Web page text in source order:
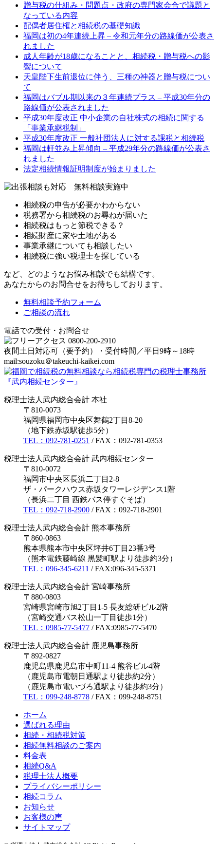
贈与税の仕組み・問題点・政府の専門家会合で議題と
なっている内容
配偶者居住権と相続税の基礎知識
福岡は初の4年連続上昇 – 令和元年分の路線価が公表さ
れました
成人年齢が18歳になることと、相続税・贈与税への影
響について
天皇陛下生前退位に伴う、三種の神器と贈与税につい
て
福岡はバブル期以来の３年連続プラス – 平成30年分の
路線価が公表されました
平成30年度改正 中小企業の自社株式の相続に関する
「事業承継税制」
平成30年度改正 一般社団法人に対する課税と相続税
福岡は軒並み上昇傾向 – 平成29年分の路線価が公表さ
れました
法定相続情報証明制度が始まりました
相続税の申告が必要かわからない
税務署から相続税のお尋ねが届いた
相続税はもっと節税できる？
相続財産に家や土地がある
事業承継についても相談したい
相続税に強い税理士を探している
など、どのようなお悩み相談でも結構です。
あなたからのお問合せをお待ちしております。
無料相談予約フォーム
ご相談の流れ
電話での受付・お問合せ
夜間土日対応可（要予約）・受付時間／平日9時～18時
mail:souzoku＠takeuchi-kaikei.com
税理士法人武内総合会計 本社
〒810-0073
福岡県福岡市中央区舞鶴2丁目8-20
（地下鉄赤坂駅徒歩5分）
TEL：092-781-0251 / FAX：092-781-0353
税理士法人武内総合会計 武内相続センター
〒810-0072
福岡市中央区長浜二丁目2-8
ザ・パークハウス赤坂タワーレジデンス1階
（長浜二丁目 西鉄バス停すぐそば）
TEL：092-718-2900 / FAX：092-718-2901
税理士法人武内総合会計 熊本事務所
〒860-0863
熊本県熊本市中央区坪井6丁目23番3号
（熊本電鉄藤崎線 黒髪町駅より徒歩約3分）
TEL：096-345-6211 / FAX:096-345-5371
税理士法人武内総合会計 宮崎事務所
〒880-0803
宮崎県宮崎市旭2丁目1-5 長友総研ビル2階
（宮崎交通バス松山一丁目徒歩1分）
TEL：0985-77-5477 / FAX:0985-77-5470
税理士法人武内総合会計 鹿児島事務所
〒892-0827
鹿児島県鹿児島市中町11-4 熊谷ビル4階
（鹿児島市電朝日通駅より徒歩約2分）
（鹿児島市電いづろ通駅より徒歩約3分）
TEL：099-248-8778 / FAX：099-248-8751
ホーム
選ばれる理由
相続・相続税対策
相続無料相談のご案内
料金表
相続Q&A
税理士法人概要
プライバシーポリシー
相続コラム
お知らせ
お客様の声
サイトマップ